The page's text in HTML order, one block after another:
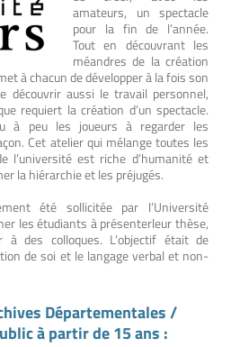
amateurs, un spectacle
pour la fin de l’année.
Tout en découvrant les
méandres de la création
à chacun de développer à la fois son
découvrir aussi le travail personnel,
requiert la création d’un spectacle.
à peu les joueurs à regarder les
Cet atelier qui mélange toutes les
l’université est riche d’humanité et
la hiérarchie et les préjugés.
été sollicitée par l’Université
les étudiants à présenterleur thèse,
des colloques. L’objectif était de
de soi et le langage verbal et non-
Départementales /
à partir de 15 ans :